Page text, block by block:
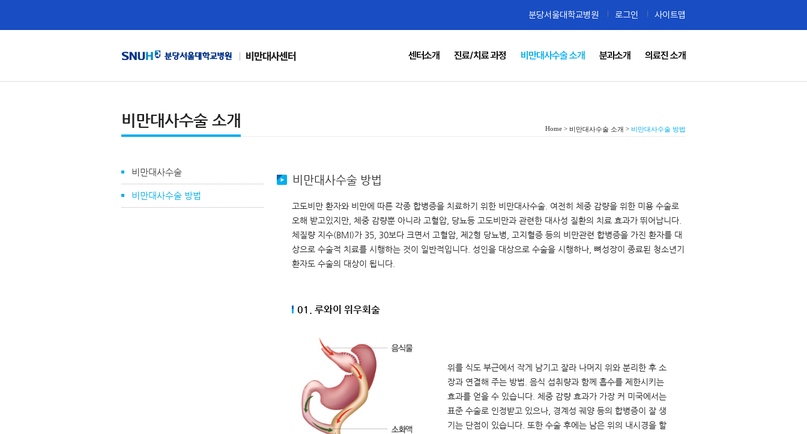
비만대사센터
분당서울대학교병원 로그인 사이트맵
센터소개 진료/치료 과정 비만대사수술 소개 분과소개 의료진 소개
비만대사수술 소개 Home > 비만대사수술 소개 > 비만대사수술 방법
비만대사수술
비만대사수술 방법
비만대사수술 방법
고도비만 환자와 비만에 따른 각종 합병증을 치료하기 위한 비만대사수술. 여전히 체중 감량을 위한 미용 수술로
오해 받고있지만, 체중 감량뿐 아니라 고혈압, 당뇨등 고도비만과 관련한 대사성 질환의 치료 효과가 뛰어납니다.
체질량 지수(BMI)가 35, 30보다 크면서 고혈압, 제2형 당뇨병, 고지혈증 등의 비만관련 합병증을 가진 환자를 대
상으로 수술적 치료를 시행하는 것이 일반적입니다. 성인을 대상으로 수술을 시행하나, 뼈성장이 종료된 청소년기
환자도 수술의 대상이 됩니다.
01. 루와이 위우회술
위를 식도 부근에서 작게 남기고 잘라 나머지 위와 분리한 후 소
장과 연결해 주는 방법. 음식 섭취량과 함께 흡수를 제한시키는
효과를 얻을 수 있습니다. 체중 감량 효과가 가장 커 미국에서는
표준 수술로 인정받고 있으나, 경계성 궤양 등의 합병증이 잘 생
기는 단점이 있습니다. 또한 수술 후에는 남은 위의 내시경을 할